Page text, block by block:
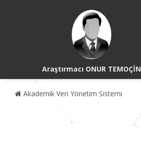
Araştırmacı ONUR TEMOÇİN
Akademik Veri Yönetim Sistemi